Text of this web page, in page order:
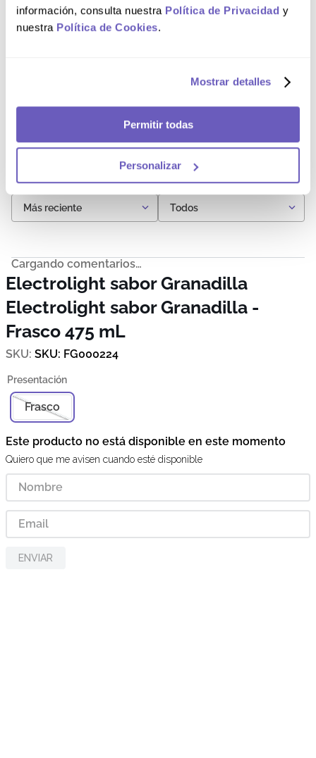
información, consulta nuestra Política de Privacidad y
nuestra Política de Cookies.
Mostrar detalles
Permitir todas
Personalizar
5 estrellas
0%
Por favor, inicia sesión para escribir un comentario.
Más reciente Todos
Cargando comentarios…
Electrolight sabor Granadilla
Electrolight sabor Granadilla -
Frasco 475 mL
SKU: FG000224
Frasco
Este producto no está disponible en este momento
Quiero que me avisen cuando esté disponible
ENVIAR